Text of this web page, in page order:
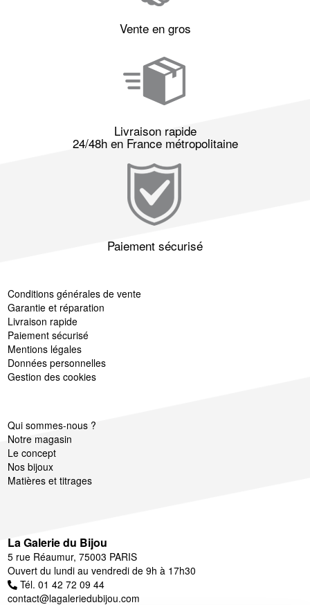
Vente en gros
Livraison rapide
24/48h en France métropolitaine
Paiement sécurisé
Conditions générales de vente
Garantie et réparation
Livraison rapide
Paiement sécurisé
Mentions légales
Données personnelles
Gestion des cookies
Qui sommes-nous ?
Notre magasin
Le concept
Nos bijoux
Matières et titrages
La Galerie du Bijou
5 rue Réaumur, 75003 PARIS
Ouvert du lundi au vendredi de 9h à 17h30
Tél. 01 42 72 09 44
contact@lagaleriedubijou.com